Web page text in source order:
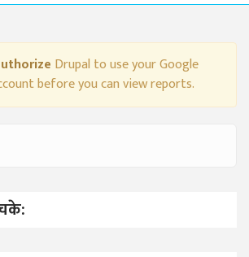
MESSAGE
Drupal to use your Google
before you can view reports.